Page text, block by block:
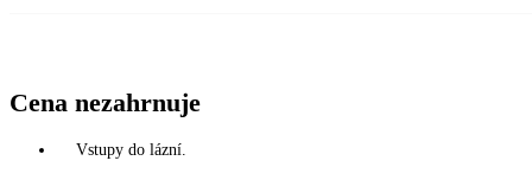
Cena nezahrnuje
Vstupy do lázní.